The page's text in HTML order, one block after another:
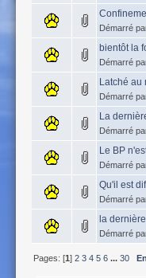
Démarré
bientôt la
Démarré
Latché au
Démarré
La
Démarré
Le BP
Démarré
Qu'il est
Démarré
la
Démarré
Pages: [1]2 3 4 5 6 ...30